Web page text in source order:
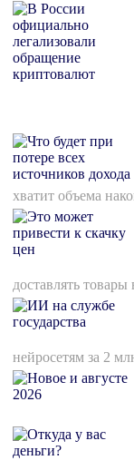
хватит объема
доставлять
нейросетям за 2